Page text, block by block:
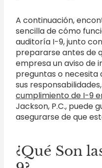
A continuación,
sencilla de cómo
auditoría I-9, junto
prepararse antes de
empresa un aviso de
preguntas o
sus
cumplimiento de I-9
Jackson, P.C., puede
asegurarse de que
¿Qué Son